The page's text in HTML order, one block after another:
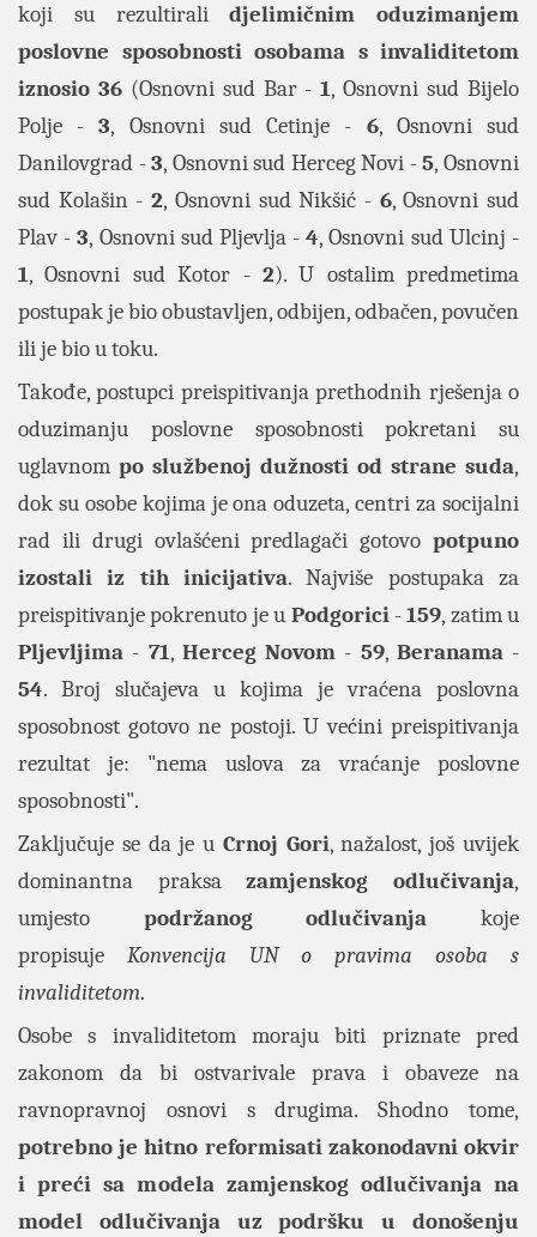
koji su rezultiralidjelimičnim oduzimanjem
poslovne sposobnosti osobama s invaliditetom
iznosio 36(Osnovni sud Bar -1, Osnovni sud Bijelo
Polje -3, Osnovni sud Cetinje - 6, Osnovni sud
Danilovgrad -3, Osnovni sud Herceg Novi -5, Osnovni
sud Kolašin -2, Osnovni sud Nikšić - 6, Osnovni sud
Plav -3, Osnovni sud Pljevlja -4, Osnovni sud Ulcinj -
1, Osnovni sud Kotor - 2). U ostalim predmetima
postupak je bio obustavljen, odbijen, odbačen, povučen
ili je bio u toku.
Takođe, postupci preispitivanja prethodnih rješenja o
oduzimanju poslovne sposobnosti pokretani su
uglavnom po službenoj dužnosti od strane suda,
dok su osobe kojima je ona oduzeta, centri za socijalni
rad ili drugi ovlašćeni predlagači gotovo potpuno
izostali iz tih inicijativa. Najviše postupaka za
preispitivanje pokrenuto je u Podgorici-159, zatim u
Pljevljima - 71, Herceg Novom - 59, Beranama-
54. Broj slučajeva u kojima je vraćena poslovna
sposobnost gotovo ne postoji. U većini preispitivanja
rezultat je: "nema uslova za vraćanje poslovne
sposobnosti".
Zaključuje se da je u Crnoj Gori, nažalost, još uvijek
dominantna praksazamjenskog odlučivanja,
umjesto podržanog odlučivanja koje
propisuje Konvencija UN o pravima osoba s
invaliditetom.
Osobe s invaliditetom moraju biti priznate pred
zakonom da bi ostvarivale prava i obaveze na
ravnopravnoj osnovi s drugima. Shodno tome,
potrebno je hitno reformisati zakonodavni okvir
i preći sa modela zamjenskog odlučivanja na
model odlučivanja uz podršku u donošenju